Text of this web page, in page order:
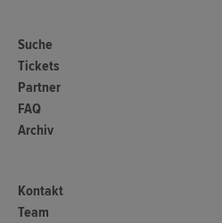
Suche
Tickets
Partner
FAQ
Archiv
Kontakt
Team